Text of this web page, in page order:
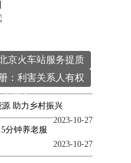
京火车站服务提质
：利害关系人有权
理人
助力乡村振兴
2023-10-27
分钟养老服
2023-10-27